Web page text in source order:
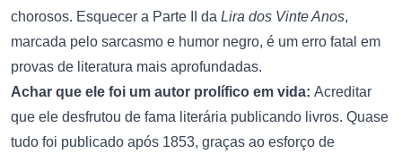
chorosos. Esquecer a Parte II da Lira dos Vinte Anos,
marcada pelo sarcasmo e humor negro, é um erro fatal em
provas de literatura mais aprofundadas.
Achar que ele foi um autor prolífico em vida: Acreditar
que ele desfrutou de fama literária publicando livros. Quase
tudo foi publicado após 1853, graças ao esforço de